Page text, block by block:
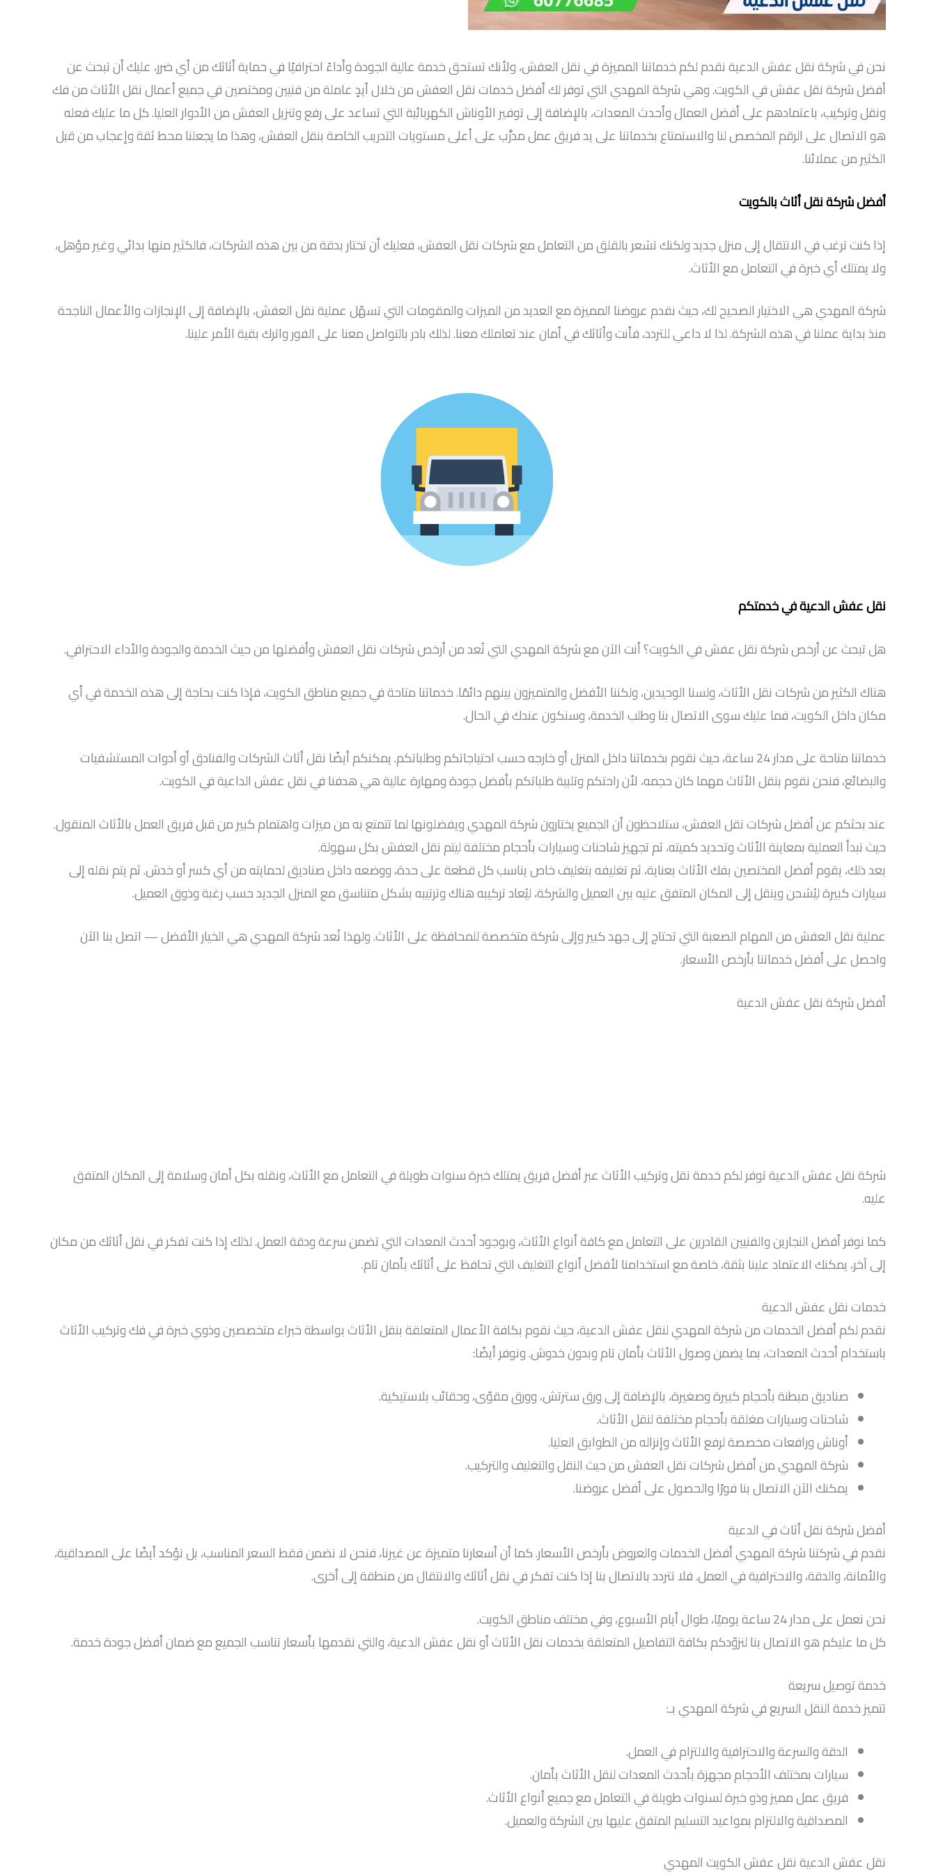
نحن في شركة نقل عفش الدعية نقدم لكم خدماتنا المميزة في نقل العفش، ولأنك تستحق خدمة عالية الجودة وأداءً احترافيًا في حماية أثاثك من أي ضرر، عليك أن تبحث عن
أفضل شركة نقل عفش في الكويت. وهي شركة المهدي التي توفر لك أفضل خدمات نقل العفش من خلال أيدٍ عاملة من فنيين ومختصين في جميع أعمال نقل الأثاث من فك
ونقل وتركيب، باعتمادهم على أفضل العمال وأحدث المعدات، بالإضافة إلى توفير الأوناش الكهربائية التي تساعد على رفع وتنزيل العفش من الأدوار العليا. كل ما عليك فعله
هو الاتصال على الرقم المخصص لنا والاستمتاع بخدماتنا على يد فريق عمل مدرَّب على أعلى مستويات التدريب الخاصة بنقل العفش، وهذا ما يجعلنا محط ثقة وإعجاب من قبل
الكثير من عملائنا.
أفضل شركة نقل أثاث بالكويت
إذا كنت ترغب في الانتقال إلى منزل جديد ولكنك تشعر بالقلق من التعامل مع شركات نقل العفش، فعليك أن تختار بدقة من بين هذه الشركات، فالكثير منها بدائي وغير مؤهل،
ولا يمتلك أي خبرة في التعامل مع الأثاث.
شركة المهدي هي الاختيار الصحيح لك، حيث نقدم عروضنا المميزة مع العديد من الميزات والمقومات التي تسهّل عملية نقل العفش، بالإضافة إلى الإنجازات والأعمال الناجحة
منذ بداية عملنا في هذه الشركة. لذا لا داعي للتردد، فأنت وأثاثك في أمان عند تعاملك معنا. لذلك بادر بالتواصل معنا على الفور واترك بقية الأمر علينا.
نقل عفش الدعية في خدمتكم
هل تبحث عن أرخص شركة نقل عفش في الكويت؟ أنت الآن مع شركة المهدي التي تُعد من أرخص شركات نقل العفش وأفضلها من حيث الخدمة والجودة والأداء الاحترافي.
هناك الكثير من شركات نقل الأثاث، ولسنا الوحيدين، ولكننا الأفضل والمتميزون بينهم دائمًا. خدماتنا متاحة في جميع مناطق الكويت، فإذا كنت بحاجة إلى هذه الخدمة في أي
مكان داخل الكويت، فما عليك سوى الاتصال بنا وطلب الخدمة، وسنكون عندك في الحال.
خدماتنا متاحة على مدار 24 ساعة، حيث نقوم بخدماتنا داخل المنزل أو خارجه حسب احتياجاتكم وطلباتكم. يمكنكم أيضًا نقل أثاث الشركات والفنادق أو أدوات المستشفيات
والبضائع، فنحن نقوم بنقل الأثاث مهما كان حجمه، لأن راحتكم وتلبية طلباتكم بأفضل جودة ومهارة عالية هي هدفنا في نقل عفش الداعية في الكويت.
عند بحثكم عن أفضل شركات نقل العفش، ستلاحظون أن الجميع يختارون شركة المهدي ويفضلونها لما تتمتع به من ميزات واهتمام كبير من قبل فريق العمل بالأثاث المنقول.
حيث تبدأ العملية بمعاينة الأثاث وتحديد كميته، ثم تجهيز شاحنات وسيارات بأحجام مختلفة ليتم نقل العفش بكل سهولة.
بعد ذلك، يقوم أفضل المختصين بفك الأثاث بعناية، ثم تغليفه بتغليف خاص يناسب كل قطعة على حدة، ووضعه داخل صناديق لحمايته من أي كسر أو خدش. ثم يتم نقله إلى
سيارات كبيرة ليُشحن وينقل إلى المكان المتفق عليه بين العميل والشركة، ليُعاد تركيبه هناك وترتيبه بشكل متناسق مع المنزل الجديد حسب رغبة وذوق العميل.
عملية نقل العفش من المهام الصعبة التي تحتاج إلى جهد كبير وإلى شركة متخصصة للمحافظة على الأثاث. ولهذا تُعد شركة المهدي هي الخيار الأفضل — اتصل بنا الآن
واحصل على أفضل خدماتنا بأرخص الأسعار.
أفضل شركة نقل عفش الدعية
شركة نقل عفش الدعية توفر لكم خدمة نقل وتركيب الأثاث عبر أفضل فريق يمتلك خبرة سنوات طويلة في التعامل مع الأثاث، ونقله بكل أمان وسلامة إلى المكان المتفق
عليه.
كما نوفر أفضل النجارين والفنيين القادرين على التعامل مع كافة أنواع الأثاث، وبوجود أحدث المعدات التي تضمن سرعة ودقة العمل. لذلك إذا كنت تفكر في نقل أثاثك من مكان
إلى آخر، يمكنك الاعتماد علينا بثقة، خاصة مع استخدامنا لأفضل أنواع التغليف التي تحافظ على أثاثك بأمان تام.
خدمات نقل عفش الدعية
نقدم لكم أفضل الخدمات من شركة المهدي لنقل عفش الدعية، حيث نقوم بكافة الأعمال المتعلقة بنقل الأثاث بواسطة خبراء متخصصين وذوي خبرة في فك وتركيب الأثاث
باستخدام أحدث المعدات، بما يضمن وصول الأثاث بأمان تام وبدون خدوش. ونوفر أيضًا:
صناديق مبطنة بأحجام كبيرة وصغيرة، بالإضافة إلى ورق سترتش، وورق مقوّى، وحقائب بلاستيكية.
شاحنات وسيارات مغلقة بأحجام مختلفة لنقل الأثاث.
أوناش ورافعات مخصصة لرفع الأثاث وإنزاله من الطوابق العليا.
شركة المهدي من أفضل شركات نقل العفش من حيث النقل والتغليف والتركيب.
يمكنك الآن الاتصال بنا فورًا والحصول على أفضل عروضنا.
أفضل شركة نقل أثاث في الدعية
نقدم في شركتنا شركة المهدي أفضل الخدمات والعروض بأرخص الأسعار. كما أن أسعارنا متميزة عن غيرنا، فنحن لا نضمن فقط السعر المناسب، بل نؤكد أيضًا على المصداقية،
والأمانة، والدقة، والاحترافية في العمل. فلا تتردد بالاتصال بنا إذا كنت تفكر في نقل أثاثك والانتقال من منطقة إلى أخرى.
نحن نعمل على مدار 24 ساعة يوميًا، طوال أيام الأسبوع، وفي مختلف مناطق الكويت.
كل ما عليكم هو الاتصال بنا لنزوّدكم بكافة التفاصيل المتعلقة بخدمات نقل الأثاث أو نقل عفش الدعية، والتي نقدمها بأسعار تناسب الجميع مع ضمان أفضل جودة خدمة.
خدمة توصيل سريعة
تتميز خدمة النقل السريع في شركة المهدي بـ:
الدقة والسرعة والاحترافية والالتزام في العمل.
سيارات بمختلف الأحجام مجهزة بأحدث المعدات لنقل الأثاث بأمان.
فريق عمل مميز وذو خبرة لسنوات طويلة في التعامل مع جميع أنواع الأثاث.
المصداقية والالتزام بمواعيد التسليم المتفق عليها بين الشركة والعميل.
نقل عفش الدعية نقل عفش الكويت المهدي